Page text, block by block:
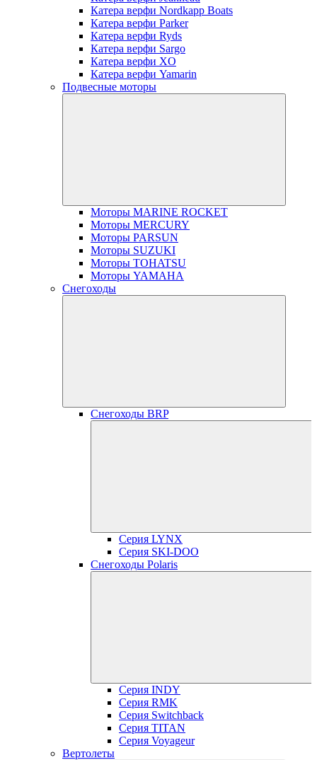
Катера верфи Nordkapp Boats
Катера верфи Parker
Катера верфи Ryds
Катера верфи Sargo
Катера верфи XO
Катера верфи Yamarin
Подвесные моторы
Моторы MARINE ROCKET
Моторы MERCURY
Моторы PARSUN
Моторы SUZUKI
Моторы TOHATSU
Моторы YAMAHA
Снегоходы
Снегоходы BRP
Серия LYNX
Серия SKI-DOO
Снегоходы Polaris
Серия INDY
Серия RMK
Серия Switchback
Серия TITAN
Серия Voyageur
Вертолеты